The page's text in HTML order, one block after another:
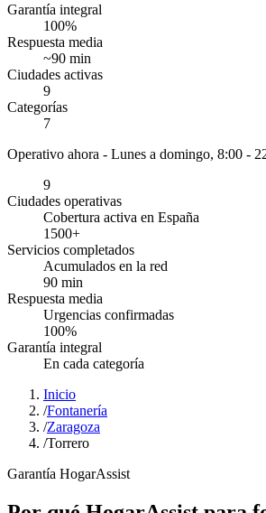
Garantía integral
100%
Respuesta media
~90 min
Ciudades activas
9
Categorías
7
Operativo ahora - Lunes a domingo, 8:00 -
9
Ciudades operativas
Cobertura activa en España
1500+
Servicios completados
Acumulados en la red
90 min
Respuesta media
Urgencias confirmadas
100%
Garantía integral
En cada categoría
Inicio
/Fontanería
/Zaragoza
/Torrero
Garantía HogarAssist